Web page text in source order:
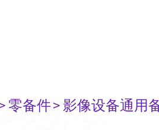
零备件> 影像设备通用